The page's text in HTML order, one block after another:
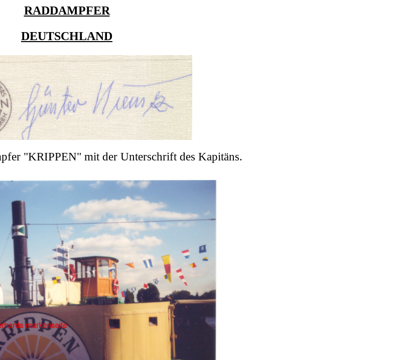
RADDAMPFER
DEUTSCHLAND
"KRIPPEN" mit der Unterschrift des Kapitäns.